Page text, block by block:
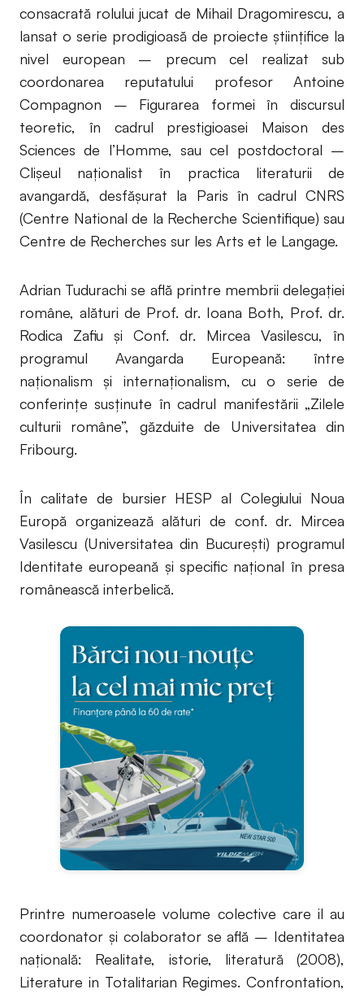
consacrată rolului jucat de Mihail Dragomirescu, a
lansat o serie prodigioasă de proiecte științifice la
nivel european – precum cel realizat sub
coordonarea reputatului profesor Antoine
Compagnon – Figurarea formei în discursul
teoretic, în cadrul prestigioasei Maison des
Sciences de l’Homme, sau cel postdoctoral –
Clișeul naționalist în practica literaturii de
avangardă, desfășurat la Paris în cadrul CNRS
(Centre National de la Recherche Scientifique) sau
Centre de Recherches sur les Arts et le Langage.
Adrian Tudurachi se află printre membrii delegației
române, alături de Prof. dr. Ioana Both, Prof. dr.
Rodica Zafiu şi Conf. dr. Mircea Vasilescu, în
programul Avangarda Europeană: între
naționalism şi internaționalism, cu o serie de
conferințe susținute în cadrul manifestării „Zilele
culturii române”, găzduite de Universitatea din
Fribourg.
În calitate de bursier HESP al Colegiului Noua
Europă organizează alături de conf. dr. Mircea
Vasilescu (Universitatea din Bucureşti) programul
Identitate europeană şi specific național în presa
românească interbelică.
Printre numeroasele volume colective care il au
coordonator și colaborator se află – Identitatea
națională: Realitate, istorie, literatură (2008),
Literature in Totalitarian Regimes. Confrontation,